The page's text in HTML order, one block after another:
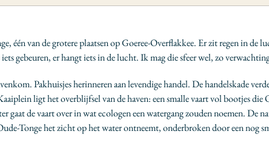
één van de grotere plaatsen op Goeree-Overflakkee. Er zit regen in
gebeuren, er hangt iets in de lucht. Ik mag die sfeer wel, zo
Pakhuisjes herinneren aan levendige handel. De handelskade
ligt het overblijfsel van de haven: een smalle vaart vol bootjes
gaat de vaart over in wat ecologen een watergang zouden noemen.
Tonge het zicht op het water ontneemt, onderbroken door een nog